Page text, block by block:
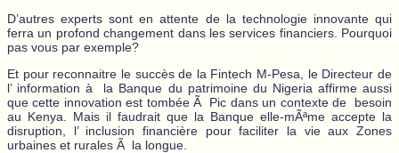
D’autres experts sont en attente de la technologie innovante qui
ferra un profond changement dans les services financiers. Pourquoi
pas vous par exemple?
Et pour reconnaitre le succès de la Fintech M-Pesa, le Directeur de
l’ information à la Banque du patrimoine du Nigeria affirme aussi
que cette innovation est tombée Ã Pic dans un contexte de besoin
au Kenya. Mais il faudrait que la Banque elle-mÃªme accepte la
disruption, l’ inclusion financière pour faciliter la vie aux Zones
urbaines et rurales Ã la longue.